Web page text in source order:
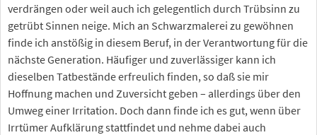
verdrängen oder weil auch ich gelegentlich durch Trübsinn zu
getrübt Sinnen neige. Mich an Schwarzmalerei zu gewöhnen
finde ich anstößig in diesem Beruf, in der Verantwortung für die
nächste Generation. Häufiger und zuverlässiger kann ich
dieselben Tatbestände erfreulich finden, so daß sie mir
Hoffnung machen und Zuversicht geben – allerdings über den
Umweg einer Irritation. Doch dann finde ich es gut, wenn über
Irrtümer Aufklärung stattfindet und nehme dabei auch